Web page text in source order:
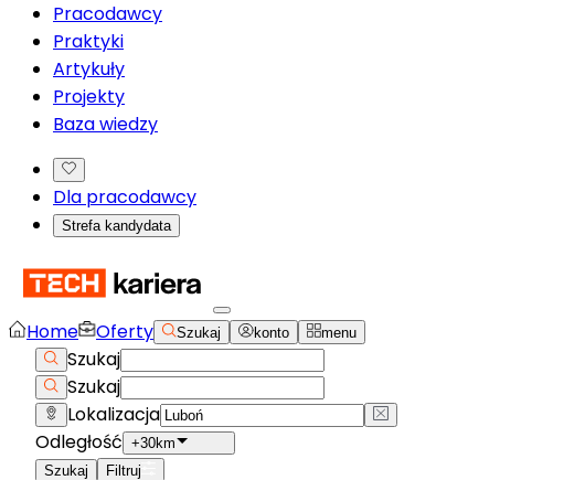
Pracodawcy
Praktyki
Artykuły
Projekty
Baza wiedzy
Dla pracodawcy
Strefa kandydata
Home Oferty Szukaj konto menu
Szukaj
Szukaj
Lokalizacja
Odległość +30km
Szukaj
Filtruj